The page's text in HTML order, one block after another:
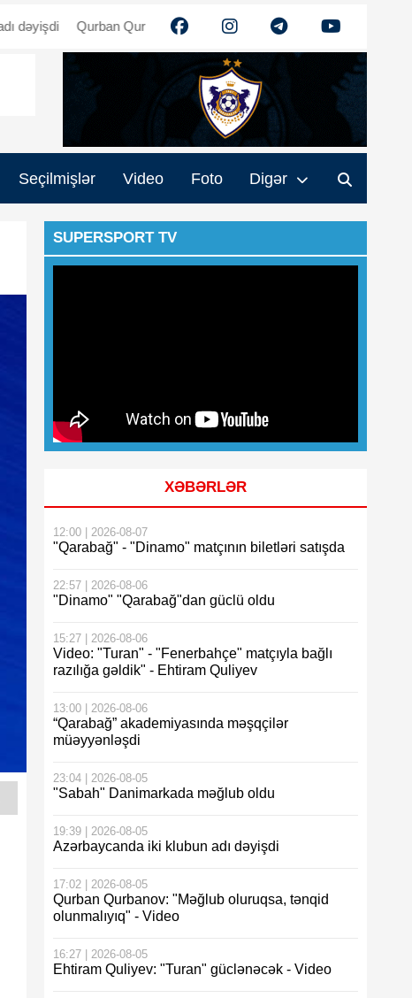
Qurban Qurbanov: "Məğlub oluruqsa, tənqid olunmalıyıq" - Video
Seçilmişlər Video Foto Digər
SUPERSPORT TV
XƏBƏRLƏR
12:00 | 2026-08-07
"Qarabağ" - "Dinamo" matçının biletləri satışda
22:57 | 2026-08-06
"Dinamo" "Qarabağ"dan güclü oldu
15:27 | 2026-08-06
Video: "Turan" - "Fenerbahçe" matçıyla bağlı
razılığa gəldik" - Ehtiram Quliyev
13:00 | 2026-08-06
“Qarabağ” akademiyasında məşqçilər
müəyyənləşdi
23:04 | 2026-08-05
"Sabah" Danimarkada məğlub oldu
19:39 | 2026-08-05
Azərbaycanda iki klubun adı dəyişdi
17:02 | 2026-08-05
Qurban Qurbanov: "Məğlub oluruqsa, tənqid
olunmalıyıq" - Video
16:27 | 2026-08-05
Ehtiram Quliyev: "Turan" güclənəcək - Video